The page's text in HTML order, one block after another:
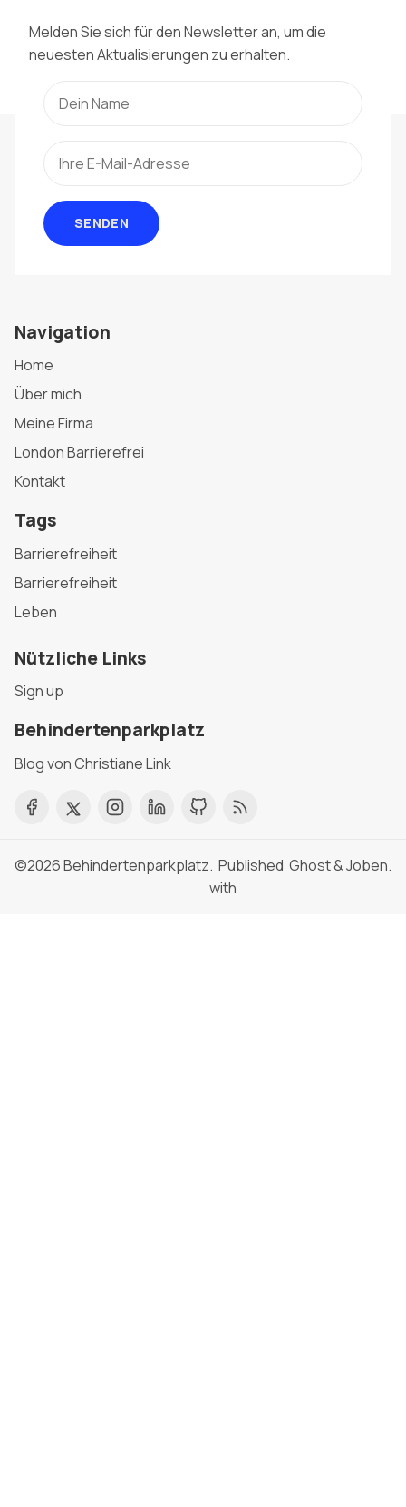
Melden Sie sich für den Newsletter an, um die
neuesten Aktualisierungen zu erhalten.
SENDEN
Navigation
Home
Über mich
Meine Firma
London Barrierefrei
Kontakt
Tags
Barrierefreiheit
Barrierefreiheit
Leben
Nützliche Links
Sign up
Behindertenparkplatz
Blog von Christiane Link
©2026Behindertenparkplatz. Published
with
Ghost&Joben.